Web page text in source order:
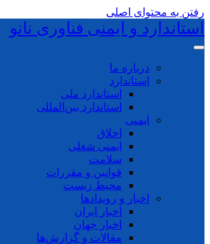
رفتن به محتوای اصلی
استاندارد و ایمنی فناوری نانو
درباره ما
استاندارد
استاندارد ملی
استاندارد بین‌المللی
ایمنی
اخلاق
ایمنی شغلی
سلامت
قوانین و مقررات
محیط زیست
اخبار و رویدادها
اخبار ایران
اخبار جهان
مقالات و گزارش‌ها